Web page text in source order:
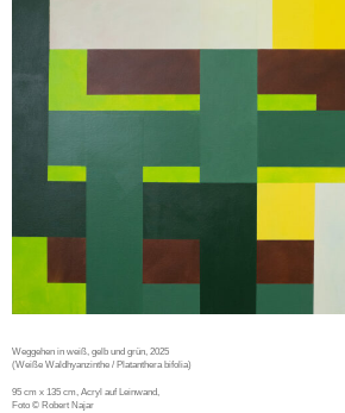
Weggehen in weiß, gelb und grün, 2025
(Weiße Waldhyanzinthe / Platanthera bifolia)
95 cm x 135 cm, Acryl auf Leinwand,
Foto © Robert Najar